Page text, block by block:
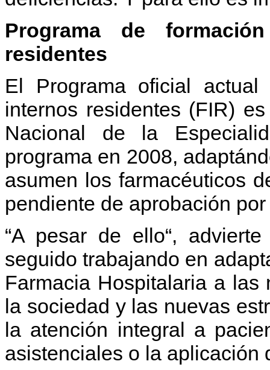
Programa de
residentes
El Programa oficial actual
internos residentes (FIR)
Nacional de la
programa en 2008,
asumen los farmacéuticos
pendiente de aprobación
“A pesar de ello“,
seguido trabajando en
Farmacia Hospitalaria a las
la sociedad y las nuevas
la atención integral a
asistenciales o la aplicación